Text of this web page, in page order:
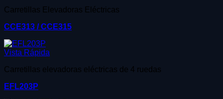
Carretillas Elevadoras Eléctricas
CCE313 / CCE315
Vista Rápida
Carretillas elevadoras eléctricas de 4 ruedas
EFL203P